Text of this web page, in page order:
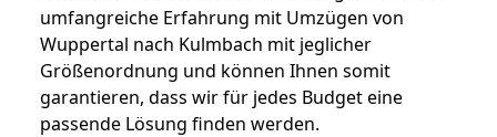
umfangreiche Erfahrung mit Umzügen von
Wuppertal nach Kulmbach mit jeglicher
Größenordnung und können Ihnen somit
garantieren, dass wir für jedes Budget eine
passende Lösung finden werden.